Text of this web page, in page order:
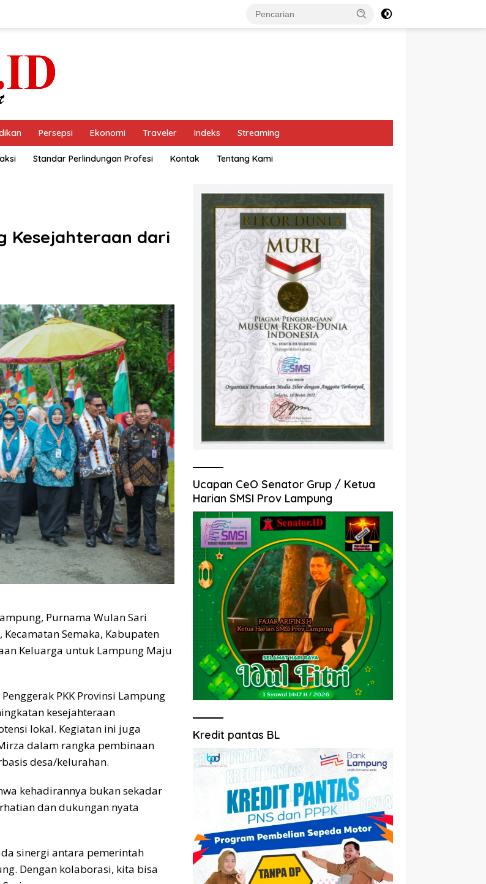
Persepsi Ekonomi Traveler Indeks Streaming
Standar Perlindungan Profesi Kontak Tentang Kami
Kesejahteraan dari
Purnama Wulan Sari
Semaka, Kabupaten
Keluarga untuk Lampung Maju
PKK Provinsi Lampung
kesejahteraan
lokal. Kegiatan ini juga
dalam rangka pembinaan
desa/kelurahan.
kehadirannya bukan sekadar
dan dukungan nyata
sinergi antara pemerintah
Dengan kolaborasi, kita bisa
Ucapan CeO Senator Grup / Ketua
Harian SMSI Prov Lampung
Kredit pantas BL